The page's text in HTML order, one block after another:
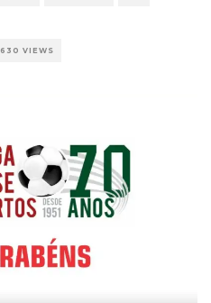
630 VIEWS